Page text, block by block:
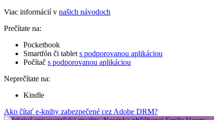
Viac informácií v našich návodoch
Prečítate na:
Pocketbook
Smartfón či tablet s podporovanou aplikáciou
Počítač s podporovanou aplikáciou
Neprečítate na:
Kindle
Ako čítať e-knihy zabezpečené cez Adobe DRM?